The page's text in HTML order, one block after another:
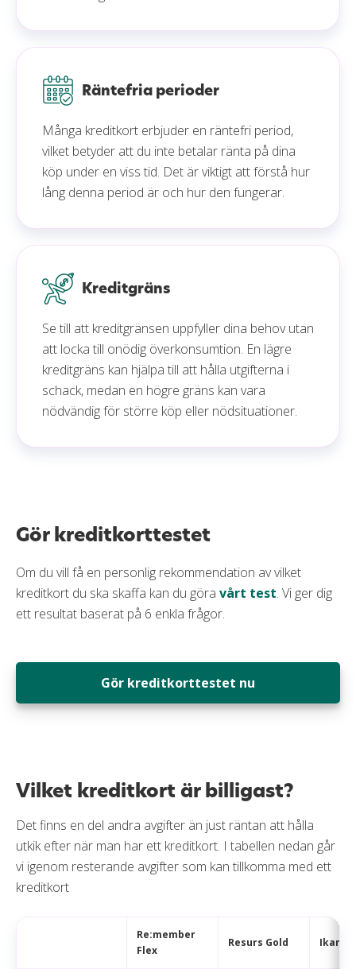
Räntefria perioder
Många kreditkort erbjuder en räntefri period,
vilket betyder att du inte betalar ränta på dina
köp under en viss tid. Det är viktigt att förstå hur
lång denna period är och hur den fungerar.
Kreditgräns
Se till att kreditgränsen uppfyller dina behov utan
att locka till onödig överkonsumtion. En lägre
kreditgräns kan hjälpa till att hålla utgifterna i
schack, medan en högre gräns kan vara
nödvändig för större köp eller nödsituationer.
Gör kreditkorttestet
Om du vill få en personlig rekommendation av vilket
kreditkort du ska skaffa kan du göra vårt test. Vi ger dig
ett resultat baserat på 6 enkla frågor.
Gör kreditkorttestet nu
Vilket kreditkort är billigast?
Det finns en del andra avgifter än just räntan att hålla
utkik efter när man har ett kreditkort. I tabellen nedan går
vi igenom resterande avgifter som kan tillkomma med ett
kreditkort
Re:member
Flex
Resurs Gold Ikano